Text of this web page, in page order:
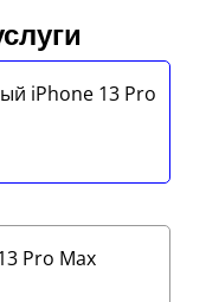
iPhone 13 Pro
Pro Max